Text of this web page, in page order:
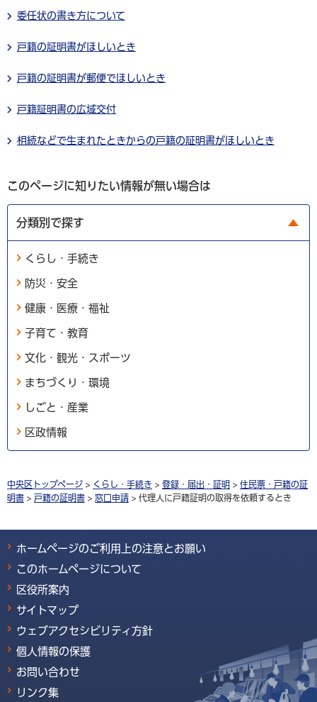
委任状の書き方について
戸籍の証明書がほしいとき
戸籍の証明書が郵便でほしいとき
戸籍証明書の広域交付
相続などで生まれたときからの戸籍の証明書がほしいとき
このページに知りたい情報が無い場合は
分類別で探す
くらし・手続き
防災・安全
健康・医療・福祉
子育て・教育
文化・観光・スポーツ
まちづくり・環境
しごと・産業
区政情報
中央区トップページ > くらし・手続き > 登録・届出・証明 > 住民票・戸籍の証
明書 > 戸籍の証明書 > 窓口申請 > 代理人に戸籍証明の取得を依頼するとき
ホームページのご利用上の注意とお願い
このホームページについて
区役所案内
サイトマップ
ウェブアクセシビリティ方針
個人情報の保護
お問い合わせ
リンク集